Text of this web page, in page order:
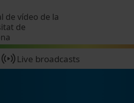
de vídeo de la
de
Live broadcasts